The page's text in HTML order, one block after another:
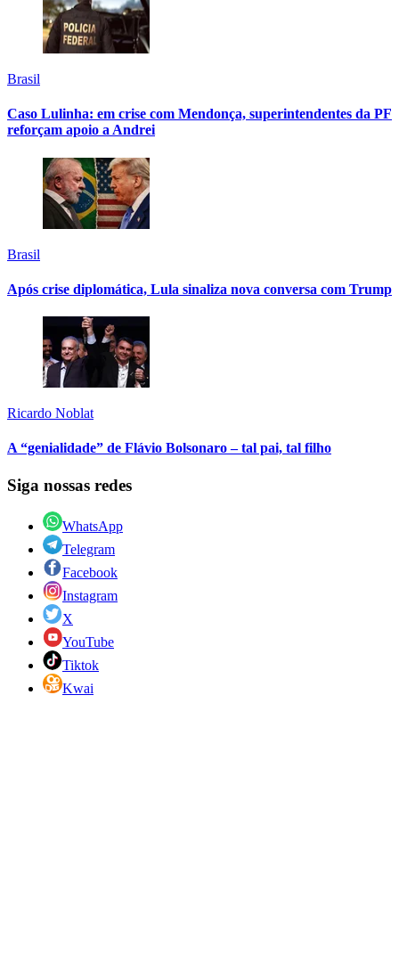
Brasil
Caso Lulinha: em crise com Mendonça, superintendentes da PF
reforçam apoio a Andrei
Brasil
Após crise diplomática, Lula sinaliza nova conversa com Trump
Ricardo Noblat
A “genialidade” de Flávio Bolsonaro – tal pai, tal filho
Siga nossas redes
WhatsApp
Telegram
Facebook
Instagram
X
YouTube
Tiktok
Kwai